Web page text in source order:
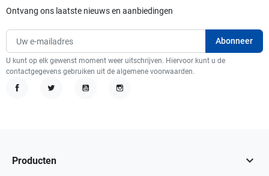
Ontvang ons laatste nieuws en aanbiedingen
U kunt op elk gewenst moment weer uitschrijven. Hiervoor kunt u de
contactgegevens gebruiken uit de algemene voorwaarden.
Producten 